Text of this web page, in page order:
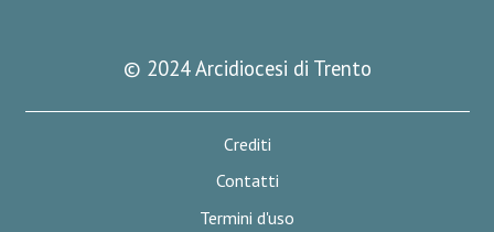
© 2024 Arcidiocesi di Trento
Crediti
Contatti
Termini d'uso